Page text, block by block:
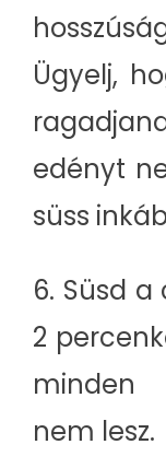
Ügyelj,
edényt
süss
6. Süsd
2
minden
nem lesz.